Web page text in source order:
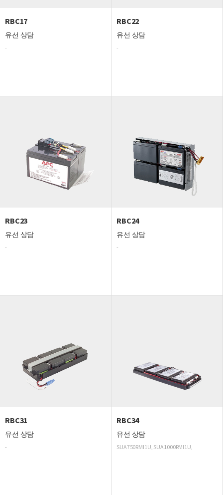
RBC17
유선 상담
-
RBC22
유선 상담
-
RBC23
유선 상담
-
RBC24
유선 상담
-
RBC31
유선 상담
-
RBC34
유선 상담
SUA750RMI1U, SUA1000RMI1U,